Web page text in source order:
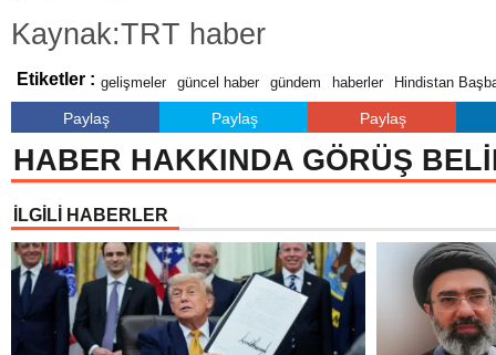
Kaynak:TRT haber
Etiketler : gelişmeler güncel haber gündem haberler Hindistan
Paylaş Paylaş Paylaş
HABER HAKKINDA GÖRÜŞ
İLGİLİ HABERLER